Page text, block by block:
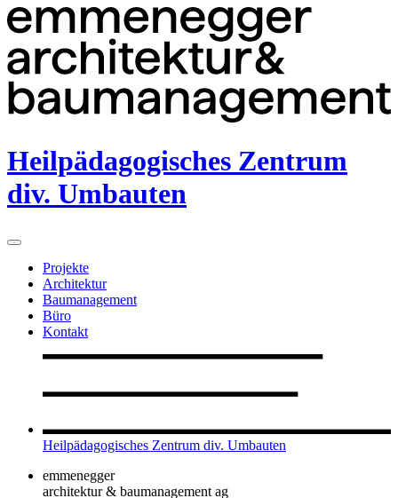
Heilpädagogisches Zentrum
div. Umbauten
Projekte
Architektur
Baumanagement
Büro
Kontakt
Heilpädagogisches Zentrum div. Umbauten
emmenegger
architektur & baumanagement ag